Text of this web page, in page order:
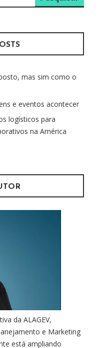
mas sim como o
e eventos acontecer
logísticos para
na América
da ALAGEV,
e Marketing
está ampliando